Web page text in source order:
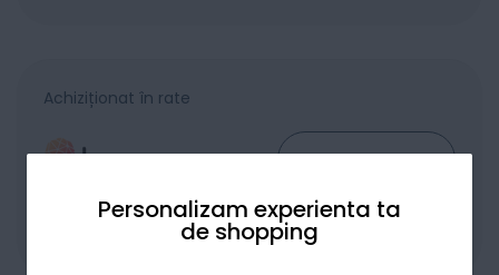
Personalizam experienta ta
de shopping
Achiziționat în rate
Lei / lună